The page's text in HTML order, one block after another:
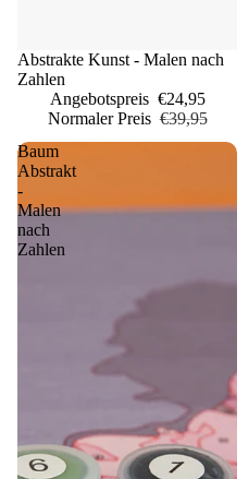
Sale
Abstrakte Kunst - Malen nach
Zahlen
Angebotspreis €24,95
Normaler Preis €39,95
Baum
Abstrakt
-
Malen
nach
Zahlen